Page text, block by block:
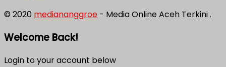
© 2020 mediananggroe - Media Online Aceh Terkini .
Welcome Back!
Login to your account below